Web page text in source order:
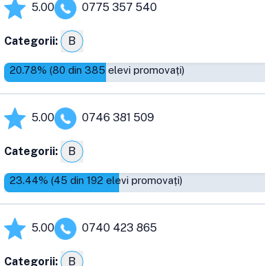
5.00 0775 357 540
Categorii: B
20.78% (80 din 385 elevi promovați)
5.00 0746 381 509
Categorii: B
23.44% (45 din 192 elevi promovați)
5.00 0740 423 865
Categorii: B